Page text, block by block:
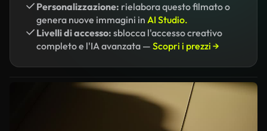
Personalizzazione: rielabora questo filmato o
genera nuove immagini in AI Studio.
Livelli di accesso: sblocca l'accesso creativo
completo e l'IA avanzata — Scopri i prezzi →